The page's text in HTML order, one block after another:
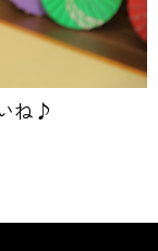
ね♪